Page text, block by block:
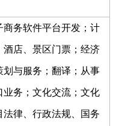
务软件平台开发；计
店、景区门票；经济
与服务；翻译；从事
业务；文化交流；文化
律、行政法规、国务